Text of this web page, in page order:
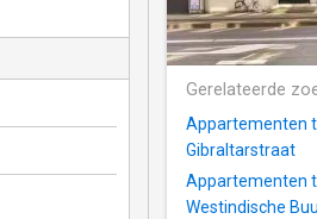
Gerelateerde
Appartementen
Gibraltarstraat
Appartementen
Westindische